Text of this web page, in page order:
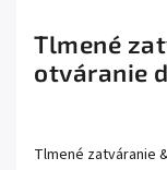
Tlmené
otváranie
Tlmené zatváranie